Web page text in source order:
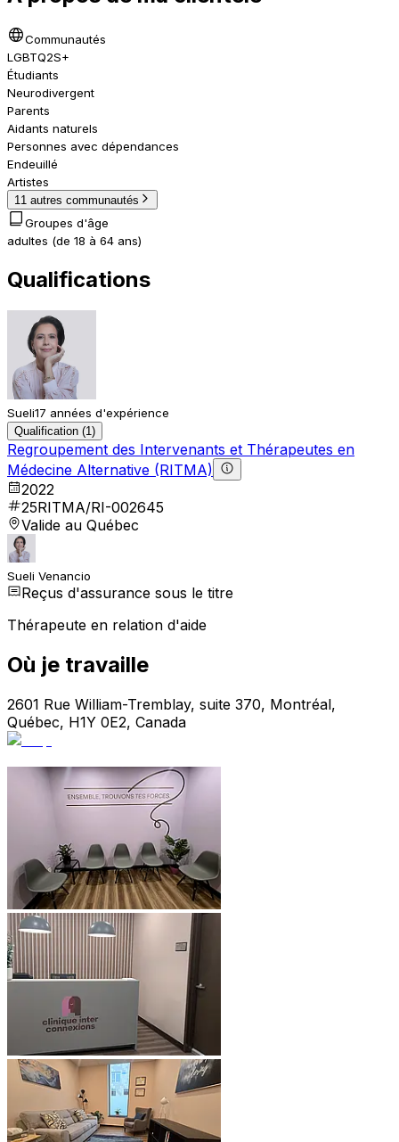
Communautés
LGBTQ2S+
Étudiants
Neurodivergent
Parents
Aidants naturels
Personnes avec dépendances
Endeuillé
Artistes
11 autres communautés
Groupes d'âge
adultes (de 18 à 64 ans)
Qualifications
Sueli17 années d'expérience
Qualification (1)
Regroupement des Intervenants et Thérapeutes en
Médecine Alternative (RITMA)
2022
25RITMA/RI-002645
Valide au Québec
Sueli Venancio
Reçus d'assurance sous le titre
Thérapeute en relation d'aide
Où je travaille
2601 Rue William-Tremblay, suite 370, Montréal,
Québec, H1Y 0E2, Canada